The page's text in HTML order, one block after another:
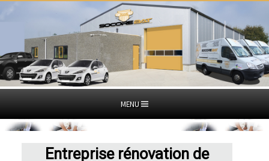
MENU
Entreprise rénovation de